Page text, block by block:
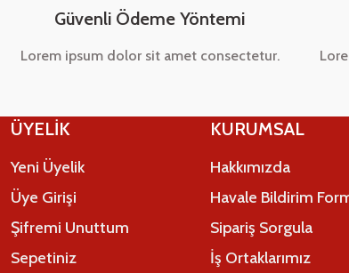
Güvenli Ödeme Yöntemi
Lorem ipsum dolor sit amet consectetur.
ÜYELİK
Yeni Üyelik
Üye Girişi
Şifremi Unuttum
Sepetiniz
KURUMSAL
Hakkımızda
Havale Bildirim
Sipariş Sorgula
İş Ortaklarımız